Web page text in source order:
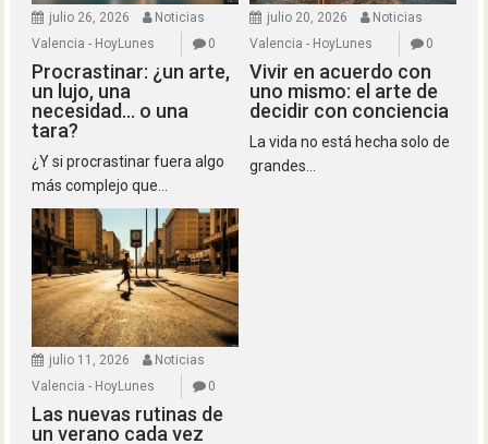
julio 26, 2026
Noticias
Valencia - HoyLunes
0
Procrastinar: ¿un arte,
un lujo, una
necesidad… o una
tara?
¿Y si procrastinar fuera algo
más complejo que...
julio 20, 2026
Noticias
Valencia - HoyLunes
0
Vivir en acuerdo con
uno mismo: el arte de
decidir con conciencia
La vida no está hecha solo de
grandes...
julio 11, 2026
Noticias
Valencia - HoyLunes
0
Las nuevas rutinas de
un verano cada vez